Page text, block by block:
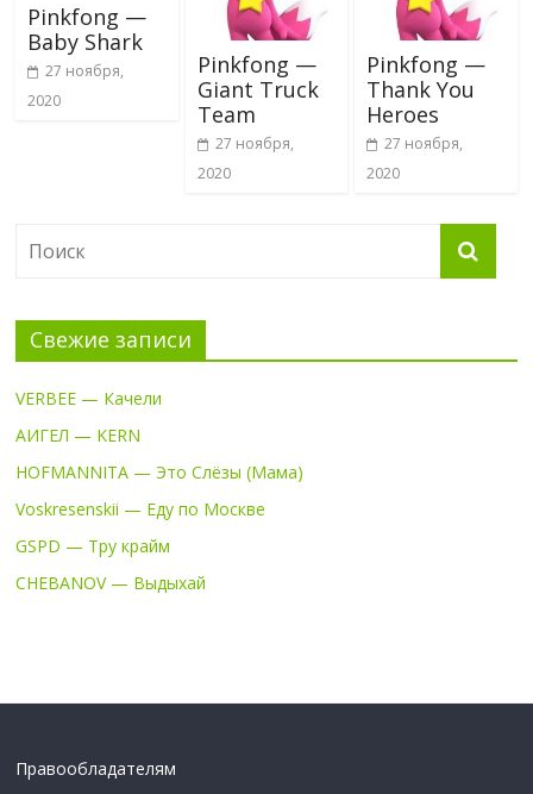
Pinkfong —
Baby Shark
27 ноября,
2020
Pinkfong —
Giant Truck
Team
27 ноября,
2020
Pinkfong —
Thank You
Heroes
27 ноября,
2020
Свежие записи
VERBEE — Качели
АИГЕЛ — KERN
HOFMANNITA — Это Слёзы (Мама)
Voskresenskii — Еду по Москве
GSPD — Тру крайм
CHEBANOV — Выдыхай
Правообладателям